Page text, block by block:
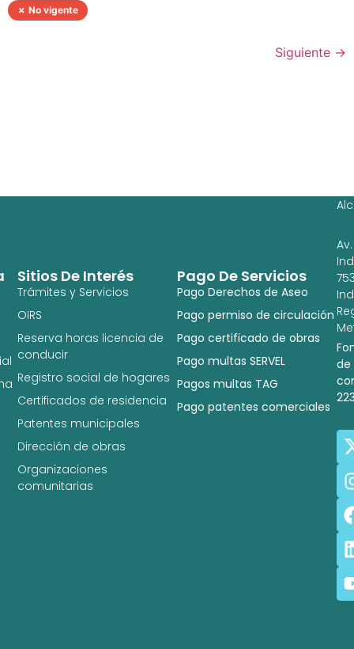
✗ No vigente
Siguiente →
Pago De Servicios
Pago Derechos de Aseo
Pago permiso de circulación
Pago certificado de obras
Pago multas SERVEL
Pagos multas TAG
Pago patentes comerciales
Sitios De Interés
Trámites y Servicios
OIRS
Reserva horas licencia de
conducir
Registro social de hogares
Certificados de residencia
Patentes municipales
Dirección de obras
Organizaciones
comunitarias
Av.
de